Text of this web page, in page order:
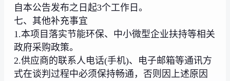
自本公告发布之日起3个工作日。
七、其他补充事宜
1.本项目落实节能环保、中小微型企业扶持等相关
政府采购政策。
2.供应商的联系人电话(手机)、电子邮箱等通讯方
式在谈判过程中必须保持畅通，否则因上述原因